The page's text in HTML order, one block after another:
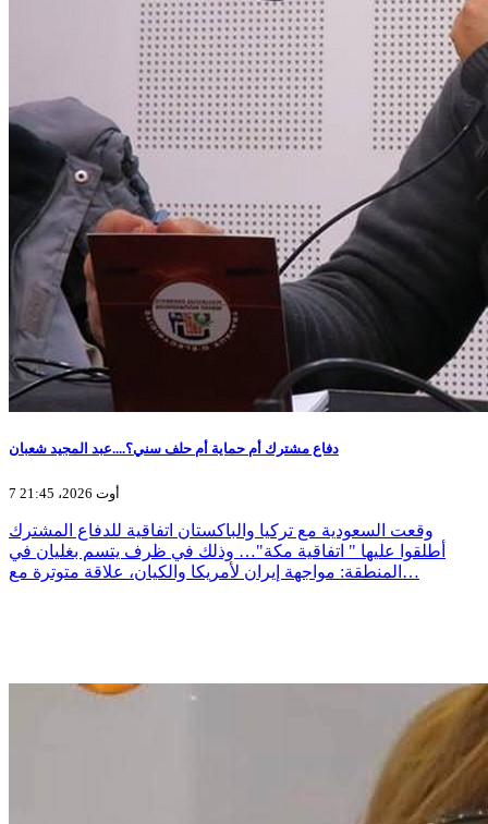
دفاع مشترك أم حماية أم حلف سني؟....عبد المجيد شعبان
7 أوت 2026، 21:45
وقعت السعودية مع تركيا والباكستان اتفاقية للدفاع المشترك
أطلقوا عليها " اتفاقية مكة"… وذلك في ظرف يتسم بغليان في
المنطقة: مواجهة إيران لأمريكا والكيان، علاقة متوترة مع…